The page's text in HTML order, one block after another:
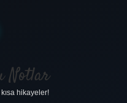
Notlar
hikayeler!